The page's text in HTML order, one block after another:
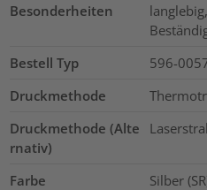
Besonderheiten
Bestell Typ
596-
Druckmethode
Druckmethode (Alte
rnativ)
Farbe
Silber